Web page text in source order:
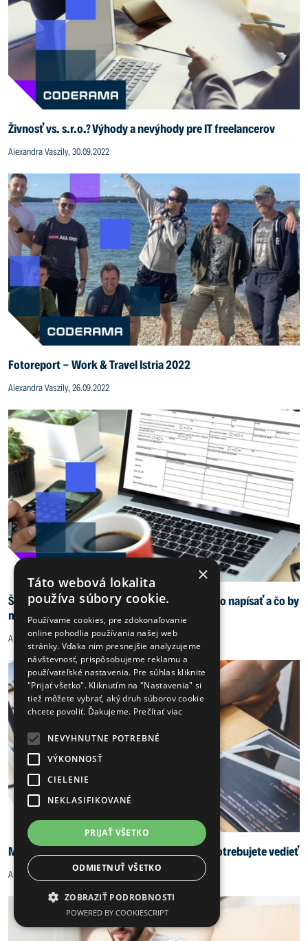
Živnosť vs. s.r.o.? Výhody a nevýhody pre IT freelancerov
Alexandra Vaszily, 30.09.2022
Fotoreport - Work & Travel Istria 2022
Alexandra Vaszily, 26.09.2022
Štruktúrovaný životopis pre prácu v IT: Ako ho napísať a čo by
mal obsahovať?
Alexandra Vaszily, 16.09.2022
Máte záujem o ISTQB certifikát? Všetko, čo potrebujete vedieť
Alexandra Vaszily, 12.09.2022
×
Táto webová lokalita
používa súbory cookie.
Používame cookies, pre zdokonaľovanie
online pohodlia používania našej web
stránky. Vďaka nim presnejšie analyzujeme
návštevnosť, prispôsobujeme reklamu a
používateľské nastavenia. Pre súhlas kliknite
"Prijať všetko". Kliknutím na "Nastavenia" si
tiež môžete vybrať, aký druh súborov cookie
chcete povoliť. Ďakujeme. Prečítať viac
NEVYHNUTNE POTREBNÉ
VÝKONNOSŤ
CIELENIE
NEKLASIFIKOVANÉ
PRIJAŤ VŠETKO
ODMIETNUŤ VŠETKO
ZOBRAZIŤ PODROBNOSTI
POWERED BY COOKIESCRIPT